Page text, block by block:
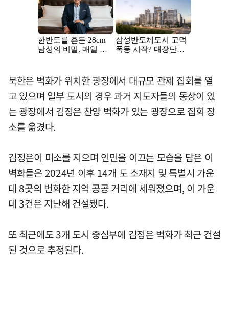
북한은 벽화가 위치한 광장에서 대규모 관제 집회를 열
고 있으며 일부 도시의 경우 과거 지도자들의 동상이 있
는 광장에서 김정은 찬양 벽화가 있는 광장으로 집회 장
소를 옮겼다.
김정은이 미소를 지으며 인민을 이끄는 모습을 담은 이
벽화들은 2024년 이후 14개 도 소재지 및 특별시 가운
데 8곳의 번화한 지역 공공 거리에 세워졌으며, 이 가운
데 3건은 지난해 건설됐다.
또 최근에도 3개 도시 중심부에 김정은 벽화가 최근 건설
된 것으로 추정된다.